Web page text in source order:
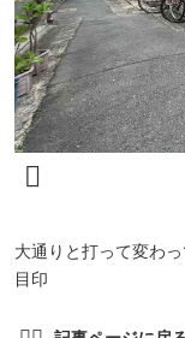
大通りと打って変わ
目印